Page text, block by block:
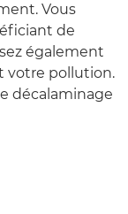
Vous
de
également
votre pollution.
décalaminage